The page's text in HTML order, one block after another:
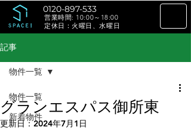
0120-897-533
​営業時間: 10:00～18:00
定休日：火曜日、水曜日
記事
物件一覧
新着物件
物件一覧
グランエスパス御所東
更新日：2024年7月1日